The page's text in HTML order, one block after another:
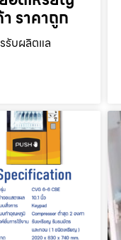
ราคาถูก
รับผลิตแล